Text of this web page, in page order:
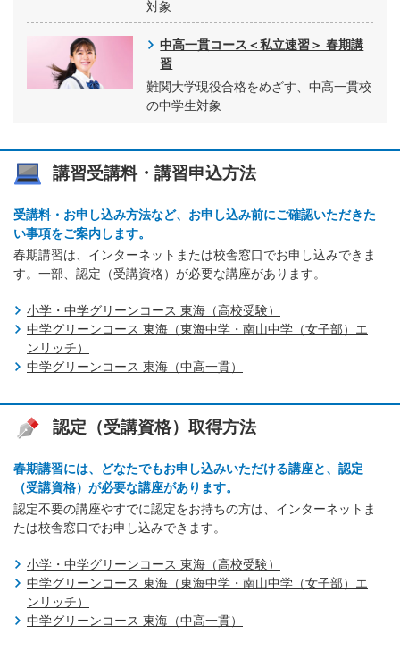
対象
中高一貫コース＜私立速習＞ 春期講
習
難関大学現役合格をめざす、中高一貫校
の中学生対象
講習受講料・講習申込方法
受講料・お申し込み方法など、お申し込み前にご確認いただきた
い事項をご案内します。
春期講習は、インターネットまたは校舎窓口でお申し込みできま
す。一部、認定（受講資格）が必要な講座があります。
小学・中学グリーンコース 東海（高校受験）
中学グリーンコース 東海（東海中学・南山中学（女子部）エ
ンリッチ）
中学グリーンコース 東海（中高一貫）
認定（受講資格）取得方法
春期講習には、どなたでもお申し込みいただける講座と、認定
（受講資格）が必要な講座があります。
認定不要の講座やすでに認定をお持ちの方は、インターネットま
たは校舎窓口でお申し込みできます。
小学・中学グリーンコース 東海（高校受験）
中学グリーンコース 東海（東海中学・南山中学（女子部）エ
ンリッチ）
中学グリーンコース 東海（中高一貫）